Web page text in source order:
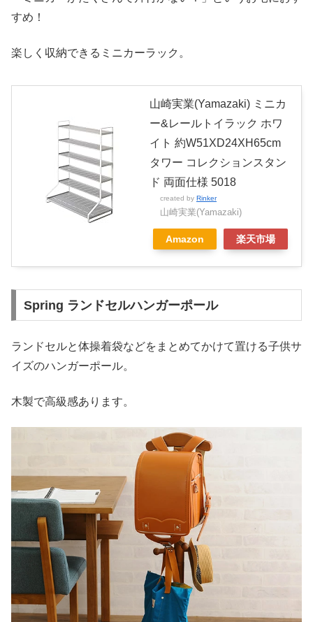
すめ！
楽しく収納できるミニカーラック。
山崎実業(Yamazaki) ミニカ
ー&レールトイラック ホワ
イト 約W51XD24XH65cm
タワー コレクションスタン
ド 両面仕様 5018
created by Rinker
山崎実業(Yamazaki)
Amazon 楽天市場
Spring ランドセルハンガーポール
ランドセルと体操着袋などをまとめてかけて置ける子供サ
イズのハンガーポール。
木製で高級感あります。